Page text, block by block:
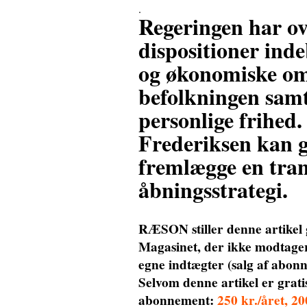
.
Regeringen har
dispositioner
og økonomiske
befolkningen
personlige
Frederiksen kan
fremlægge en
åbningsstrategi.
RÆSON stiller denne artikel
Magasinet, der ikke
egne indtægter (salg af
Selvom denne artikel er
abonnement: 250 kr./året,